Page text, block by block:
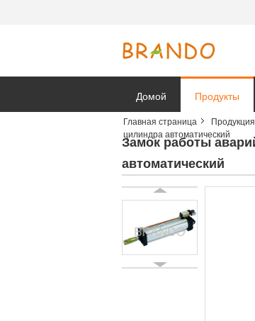
Домой Продукты
Главная страница Продукция
цилиндра автоматический
Замок работы
автоматический